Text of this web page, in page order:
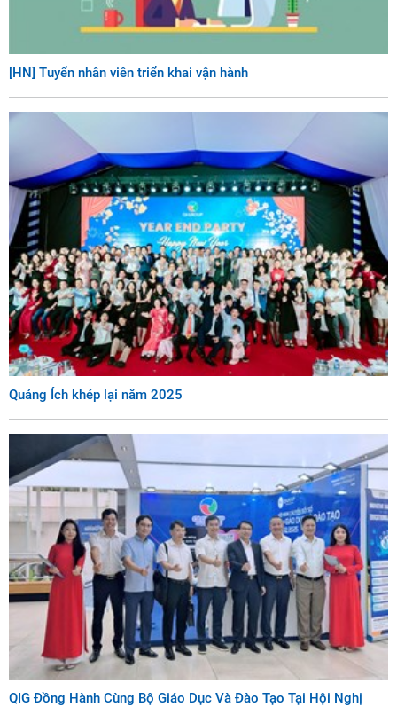
[HN] Tuyển nhân viên triển khai vận hành
Quảng Ích khép lại năm 2025
QIG Đồng Hành Cùng Bộ Giáo Dục Và Đào Tạo Tại Hội Nghị